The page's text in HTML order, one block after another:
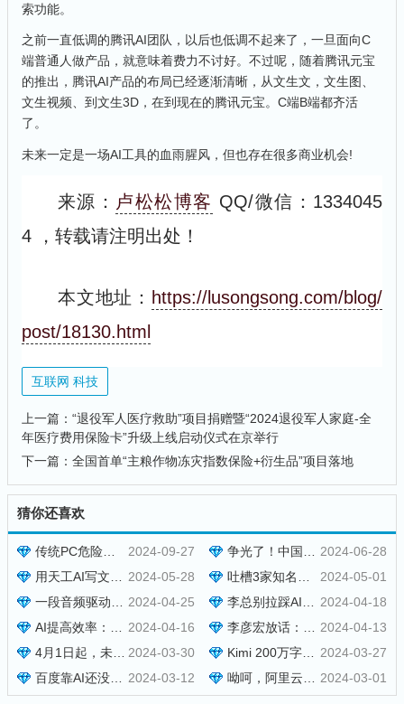
索功能。
之前一直低调的腾讯AI团队，以后也低调不起来了，一旦面向C
端普通人做产品，就意味着费力不讨好。不过呢，随着腾讯元宝
的推出，腾讯AI产品的布局已经逐渐清晰，从文生文，文生图、
文生视频、到文生3D，在到现在的腾讯元宝。C端B端都齐活
了。
未来一定是一场AI工具的血雨腥风，但也存在很多商业机会!
来源： 卢松松博客 QQ/微信：1334045
4
，转载请注明出处！
本文地址： https://lusongsong.com/blog/
post/18130.html
互联网 科技
上一篇： “退役军人医疗救助”项目捐赠暨“2024退役军人家庭-全
年医疗费用保险卡”升级上线启动仪式在京举行
下一篇： 全国首单“主粮作物冻灾指数保险+衍生品”项目落地
猜你还喜欢
2024-09-27
传统PC危险了，以后我只用云电脑了 2024-06-28
争光了！中国AI大模型全球***
2024-05-28
用天工AI写文章，节约了8个人的成本 2024-05-01
吐槽3家知名的AI智能体
2024-04-25
一段音频驱动照片唱歌，EMO模型上线通义APP 2024-04-18
李总别拉踩AI同行了
2024-04-16
AI提高效率：用智谱清言打造爆款视频号 2024-04-13
李彦宏放话：百度AI大模型绝不抢***饭碗
2024-03-30
4月1日起，未备案App小程序将下架 2024-03-27
Kimi 200万字爆火，通义加码1000万，阿里笑而不语
2024-03-12
百度靠AI还没赚到多少钱 2024-03-01
呦呵，阿里云果然是良心云